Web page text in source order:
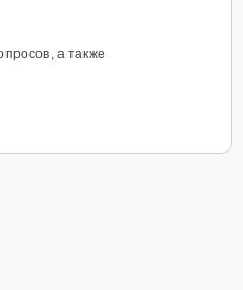
а также